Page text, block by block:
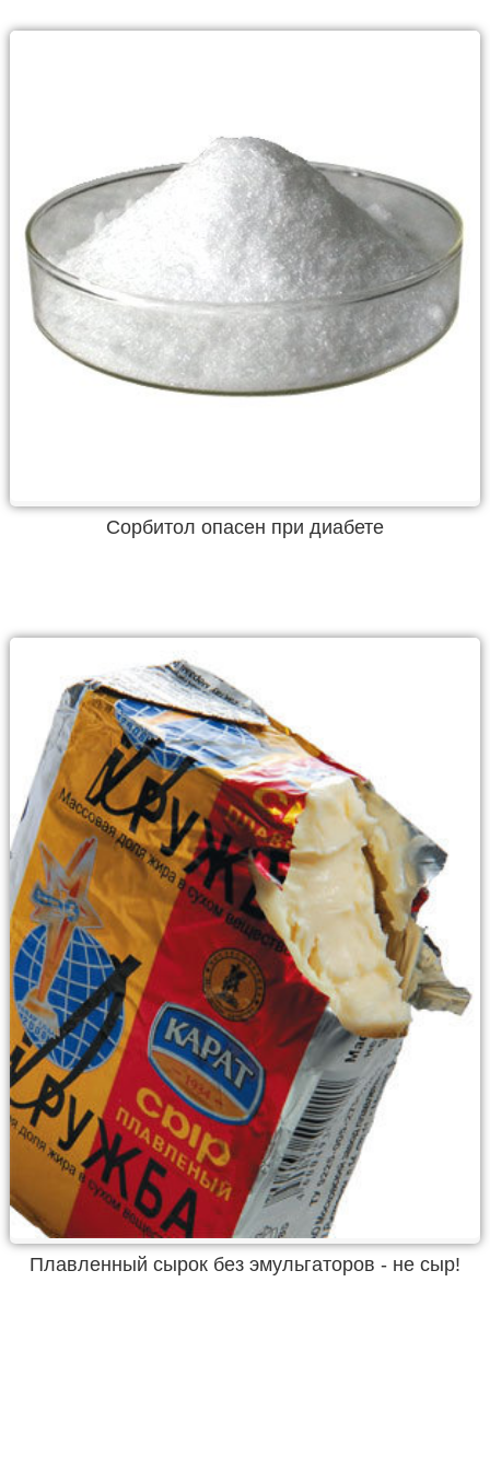
Сорбитол опасен при диабете
Плавленный сырок без эмульгаторов - не сыр!